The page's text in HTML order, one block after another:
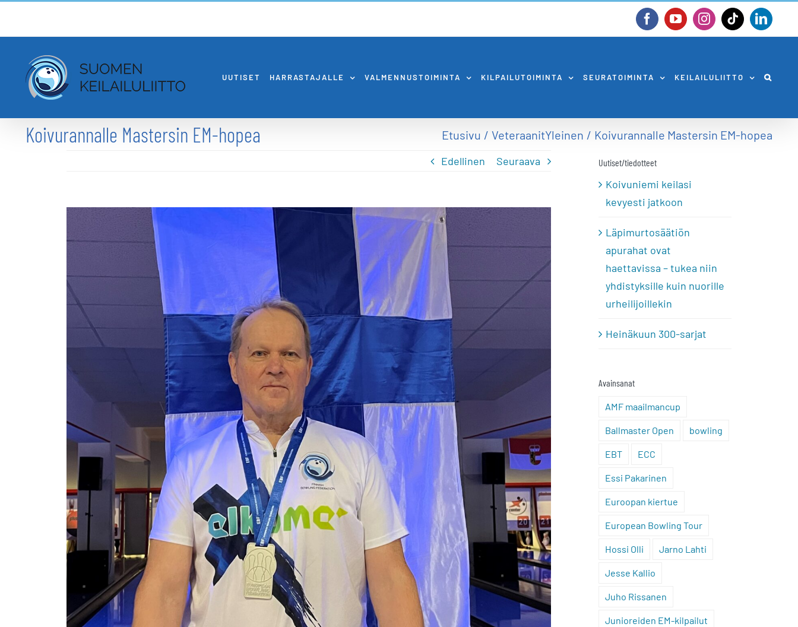
FacebookYouTubeInstagram
Tiktok
UUTISET HARRASTAJALLE VALMENNUSTOIMINTA KILPAILUTOIMINTA SEURATOIMINTA KEILAILULIITTO
Koivurannalle Mastersin EM-hopea Etusivu VeteraanitYleinen Koivurannalle Mastersin EM-hopea
Edellinen Seuraava Uutiset/tiedotteet
Koivuniemi keilasi
kevyesti jatkoon
Läpimurtosäätiön
apurahat ovat
haettavissa – tukea niin
yhdistyksille kuin nuorille
urheilijoillekin
Heinäkuun 300-sarjat
Avainsanat
AMF maailmancup
Ballmaster Open bowling
EBT ECC
Essi Pakarinen
Euroopan kiertue
European Bowling Tour
Hossi Olli Jarno Lahti
Jesse Kallio
Juho Rissanen
Junioreiden EM-kilpailut